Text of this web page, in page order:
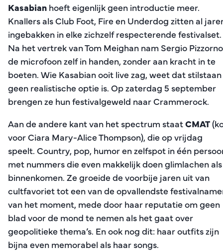
Kasabian hoeft eigenlijk geen introductie meer.
Knallers als Club Foot, Fire en Underdog zitten al
ingebakken in elke zichzelf respecterende festivalset.
Na het vertrek van Tom Meighan nam Sergio Pizzorno
de microfoon zelf in handen, zonder aan kracht in te
boeten. Wie Kasabian ooit live zag, weet dat stilstaan
geen realistische optie is. Op zaterdag 5 september
brengen ze hun festivalgeweld naar Crammerock.
Aan de andere kant van het spectrum staatCMAT
voor Ciara Mary-Alice Thompson), die op vrijdag
speelt. Country, pop, humor en zelfspot in één
met nummers die even makkelijk doen glimlachen als
binnenkomen. Ze groeide de voorbije jaren uit van
cultfavoriet tot een van de opvallendste
van het moment, mede door haar reputatie om geen
blad voor de mond te nemen als het gaat over
geopolitieke thema’s. En ook nog dit: haar outfits zijn
bijna even memorabel als haar songs.